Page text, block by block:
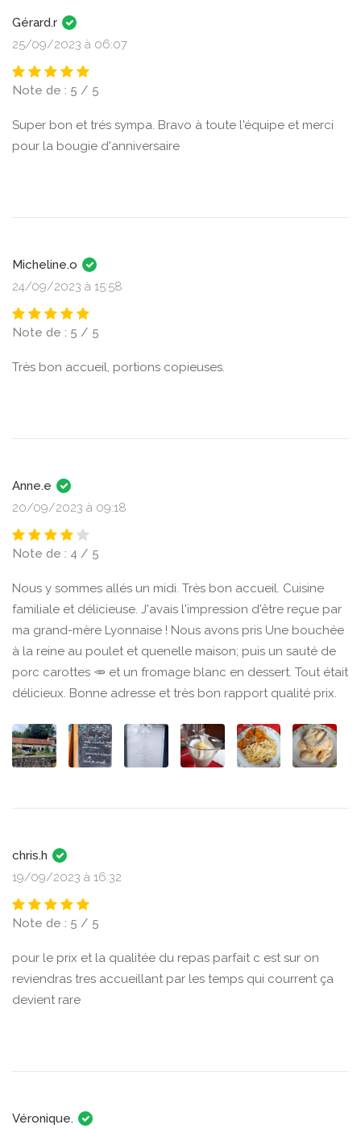
Gérard.r
25/09/2023 à 06:07
Note de : 5 / 5
Super bon et trés sympa. Bravo à toute l'équipe et merci
pour la bougie d'anniversaire
Micheline.o
24/09/2023 à 15:58
Note de : 5 / 5
Très bon accueil, portions copieuses.
Anne.e
20/09/2023 à 09:18
Note de : 4 / 5
Nous y sommes allés un midi. Très bon accueil. Cuisine
familiale et délicieuse. J'avais l'impression d'être reçue par
ma grand-mère Lyonnaise ! Nous avons pris Une bouchée
à la reine au poulet et quenelle maison; puis un sauté de
porc carottes 🥕 et un fromage blanc en dessert. Tout était
délicieux. Bonne adresse et très bon rapport qualité prix.
chris.h
19/09/2023 à 16:32
Note de : 5 / 5
pour le prix et la qualitée du repas parfait c est sur on
reviendras tres accueillant par les temps qui courrent ça
devient rare
Véronique.